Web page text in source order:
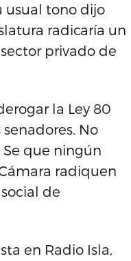
usual tono dijo
radicaría un
privado de
la Ley 80
No
que ningún
radiquen
de
en Radio Isla,